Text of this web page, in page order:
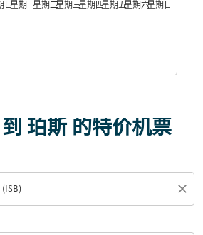
日星期一星期二星期三星期四星期五星期六星期日星期一
珀斯 的特价机票
close